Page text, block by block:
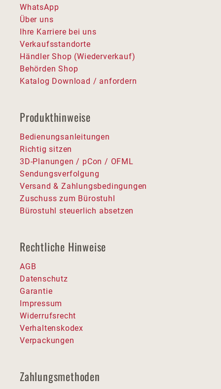
WhatsApp
Über uns
Ihre Karriere bei uns
Verkaufsstandorte
Händler Shop (Wiederverkauf)
Behörden Shop
Katalog Download / anfordern
Produkthinweise
Bedienungsanleitungen
Richtig sitzen
3D-Planungen / pCon / OFML
Sendungsverfolgung
Versand & Zahlungsbedingungen
Zuschuss zum Bürostuhl
Bürostuhl steuerlich absetzen
Rechtliche Hinweise
AGB
Datenschutz
Garantie
Impressum
Widerrufsrecht
Verhaltenskodex
Verpackungen
Zahlungsmethoden